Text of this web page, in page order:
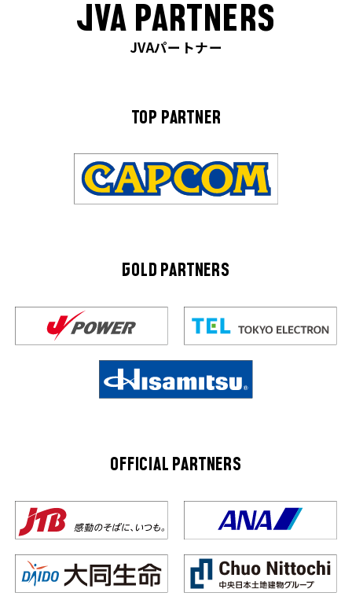
JVA PARTNERS
JVAパートナー
TOP PARTNER
GOLD PARTNERS
OFFICIAL PARTNERS